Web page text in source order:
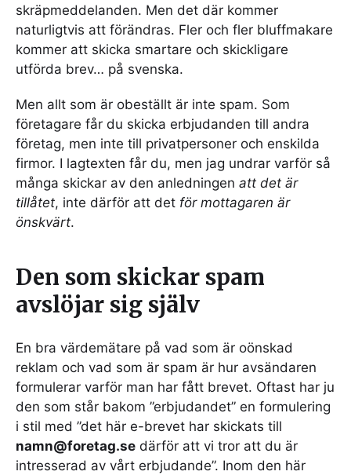
skräpmeddelanden. Men det där kommer
naturligtvis att förändras. Fler och fler bluffmakare
kommer att skicka smartare och skickligare
utförda brev… på svenska.
Men allt som är obeställt är inte spam. Som
företagare får du skicka erbjudanden till andra
företag, men inte till privatpersoner och enskilda
firmor. I lagtexten får du, men jag undrar varför så
många skickar av den anledningen att det är
tillåtet, inte därför att det för mottagaren är
önskvärt.
Den som skickar spam
avslöjar sig själv
En bra värdemätare på vad som är oönskad
reklam och vad som är spam är hur avsändaren
formulerar varför man har fått brevet. Oftast har ju
den som står bakom ”erbjudandet” en formulering
i stil med ”det här e-brevet har skickats till
namn@foretag.se därför att vi tror att du är
intresserad av vårt erbjudande”. Inom den här